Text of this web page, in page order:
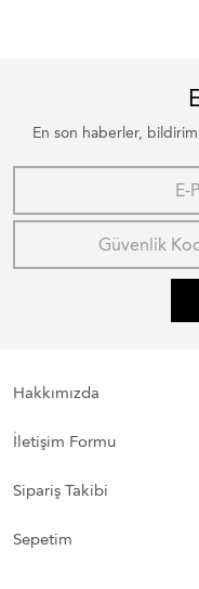
En son haberler,
Hakkımızda
İletişim Formu
Sipariş Takibi
Sepetim